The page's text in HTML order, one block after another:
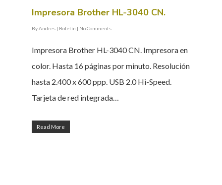
Impresora Brother HL-3040 CN.
ByAndres | Boletín | No Comments
Impresora Brother HL-3040 CN. Impresora en
color. Hasta 16 páginas por minuto. Resolución
hasta 2.400 x 600 ppp. USB 2.0 Hi-Speed.
Tarjeta de red integrada…
Read More